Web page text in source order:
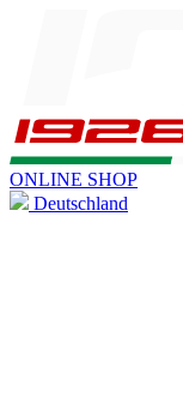
ONLINE SHOP
Deutschland